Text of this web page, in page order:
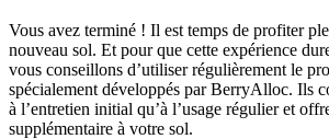
Vous avez terminé ! Il est temps de profiter
nouveau sol. Et pour que cette expérience
vous conseillons d’utiliser régulièrement le
spécialement développés par BerryAlloc. Ils
à l’entretien initial qu’à l’usage régulier et
supplémentaire à votre sol.